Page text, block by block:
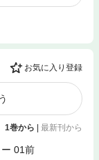
お気に入り登録
1巻から | 最新刊から
01前